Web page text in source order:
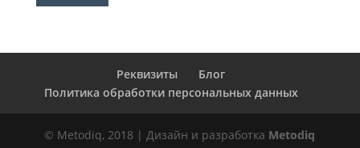
Реквизиты
Блог
Политика обработки персональных данных
© Metodiq, 2018 | Дизайн и разработка Metodiq